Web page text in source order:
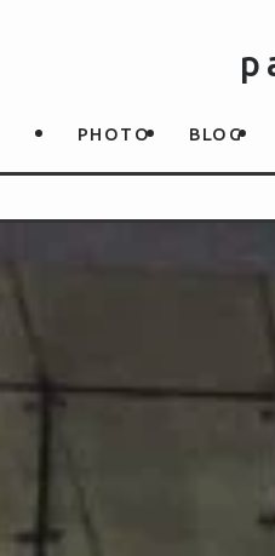
PHOTO BLOG